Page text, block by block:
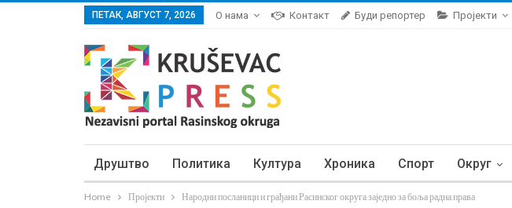
ПЕТАК, АВГУСТ 7, 2026 О нама Контакт Буди репортер Пројекти
Друштво Политика Култура Хроника Спорт Округ
Home Пројекти Народни посланици и грађани Расинског округа заједно за боља радна права